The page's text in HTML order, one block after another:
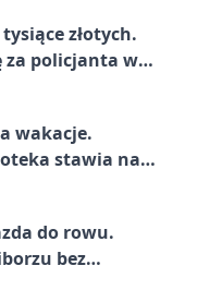
złotych.
za policjanta w
wakacje.
stawia na
do rowu.
bez